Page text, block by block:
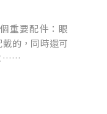
重要配件：眼
的，同時還可
……